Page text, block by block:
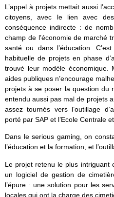
L’appel à projets mettait aussi
citoyens, avec le lien avec
conséquence indirecte : de
champ de l’économie de marché
santé ou dans l’éducation.
habituelle de projets en phase
trouvé leur modèle économique.
aides publiques n’encourage
projets à se poser la question du
entendu aussi pas mal de projets
assez tournés vers l’outillage
porté par SAP et l’Ecole Centrale
Dans le serious gaming, on
l’éducation et la formation, et
Le projet retenu le plus intriguant
un logiciel de gestion de
l’épure : une solution pour les
locales qui ont la charge des